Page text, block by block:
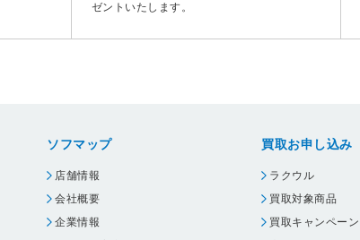
ゼントいたします。
ソフマップ
店舗情報
会社概要
企業情報
買取お申し込み
ラクウル
買取対象商品
買取キャンペーン